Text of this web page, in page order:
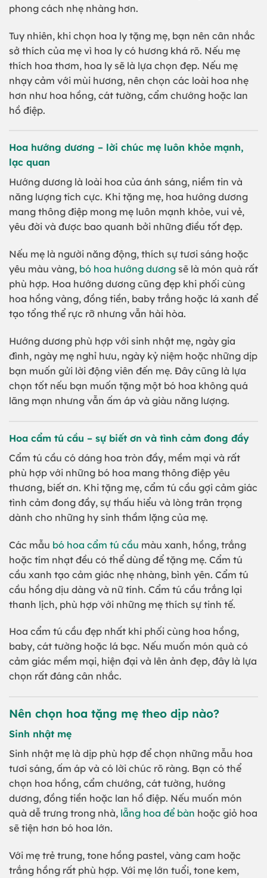
phong cách nhẹ nhàng hơn.
Tuy nhiên, khi chọn hoa ly tặng mẹ, bạn nên cân nhắc
sở thích của mẹ vì hoa ly có hương khá rõ. Nếu mẹ
thích hoa thơm, hoa ly sẽ là lựa chọn đẹp. Nếu mẹ
nhạy cảm với mùi hương, nên chọn các loài hoa nhẹ
hơn như hoa hồng, cát tường, cẩm chướng hoặc lan
hồ điệp.
Hoa hướng dương – lời chúc mẹ luôn khỏe mạnh,
lạc quan
Hướng dương là loài hoa của ánh sáng, niềm tin và
năng lượng tích cực. Khi tặng mẹ, hoa hướng dương
mang thông điệp mong mẹ luôn mạnh khỏe, vui vẻ,
yêu đời và được bao quanh bởi những điều tốt đẹp.
Nếu mẹ là người năng động, thích sự tươi sáng hoặc
yêu màu vàng, bó hoa hướng dương sẽ là món quà rất
phù hợp. Hoa hướng dương cũng đẹp khi phối cùng
hoa hồng vàng, đồng tiền, baby trắng hoặc lá xanh để
tạo tổng thể rực rỡ nhưng vẫn hài hòa.
Hướng dương phù hợp với sinh nhật mẹ, ngày gia
đình, ngày mẹ nghỉ hưu, ngày kỷ niệm hoặc những dịp
bạn muốn gửi lời động viên đến mẹ. Đây cũng là lựa
chọn tốt nếu bạn muốn tặng một bó hoa không quá
lãng mạn nhưng vẫn ấm áp và giàu năng lượng.
Hoa cẩm tú cầu – sự biết ơn và tình cảm đong đầy
Cẩm tú cầu có dáng hoa tròn đầy, mềm mại và rất
phù hợp với những bó hoa mang thông điệp yêu
thương, biết ơn. Khi tặng mẹ, cẩm tú cầu gợi cảm giác
tình cảm đong đầy, sự thấu hiểu và lòng trân trọng
dành cho những hy sinh thầm lặng của mẹ.
Các mẫu bó hoa cẩm tú cầu màu xanh, hồng, trắng
hoặc tím nhạt đều có thể dùng để tặng mẹ. Cẩm tú
cầu xanh tạo cảm giác nhẹ nhàng, bình yên. Cẩm tú
cầu hồng dịu dàng và nữ tính. Cẩm tú cầu trắng lại
thanh lịch, phù hợp với những mẹ thích sự tinh tế.
Hoa cẩm tú cầu đẹp nhất khi phối cùng hoa hồng,
baby, cát tường hoặc lá bạc. Nếu muốn món quà có
cảm giác mềm mại, hiện đại và lên ảnh đẹp, đây là lựa
chọn rất đáng cân nhắc.
Nên chọn hoa tặng mẹ theo dịp nào?
Sinh nhật mẹ
Sinh nhật mẹ là dịp phù hợp để chọn những mẫu hoa
tươi sáng, ấm áp và có lời chúc rõ ràng. Bạn có thể
chọn hoa hồng, cẩm chướng, cát tường, hướng
dương, đồng tiền hoặc lan hồ điệp. Nếu muốn món
quà dễ trưng trong nhà, lẵng hoa để bàn hoặc giỏ hoa
sẽ tiện hơn bó hoa lớn.
Với mẹ trẻ trung, tone hồng pastel, vàng cam hoặc
trắng hồng rất phù hợp. Với mẹ lớn tuổi, tone kem,